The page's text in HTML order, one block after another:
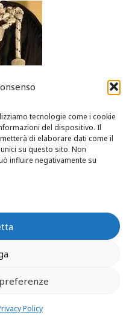
tecnologie come i cookie
del dispositivo. Il
di elaborare dati come il
su questo sito. Non
influire negativamente su
Policy
e